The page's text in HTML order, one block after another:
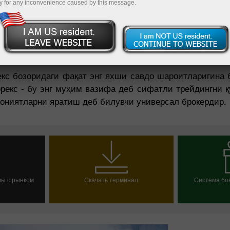
бозоридаги фақат энг яхши савдо шароитларигина
- бу энг муҳим вазифа деб сифатли трейдингни
яратиш деб билувчи универсал брокердир.
с рынком Скачать терминал Система
for any inconvenience caused by this message.